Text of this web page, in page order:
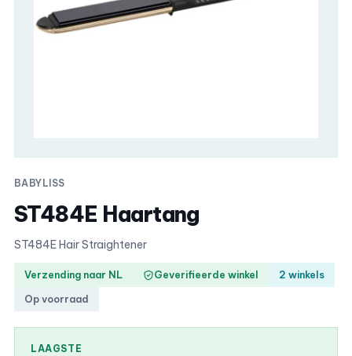
BABYLISS
ST484E Haartang
ST484E Hair Straightener
Verzending naar NL Geverifieerde winkel
2 winkels
Op voorraad
LAAGSTE